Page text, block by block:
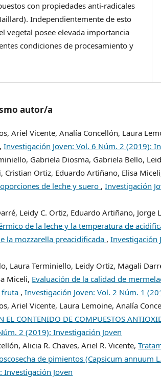
con propiedades anti-radicales
Independientemente de esto
vegetal posee elevada importancia
condiciones de procesamiento y
autor/a
Ariel Vicente, Analía Concellón, Laura
,Investigación Joven: Vol. 6 Núm. 2 (2019):
Gabriela Diosma, Gabriela Bello,
Cristian Ortiz, Eduardo Artiñano, Elisa
de leche y suero ,Investigación
Leidy C. Ortiz, Eduardo Artiñano, Jorge
de la leche y la temperatura de
la mozzarella preacidificada ,Investigación
Laura Terminiello, Leidy Ortiz, Magali
Miceli, Evaluación de la calidad de
fruta ,Investigación Joven: Vol. 2 Núm. 1
Ariel Vicente, Laura Lemoine, Analía
EL CONTENIDO DE COMPUESTOS
2 (2019): Investigación Joven
Alicia R. Chaves, Ariel R. Vicente,
de pimientos (Capsicum annuum
Investigación Joven